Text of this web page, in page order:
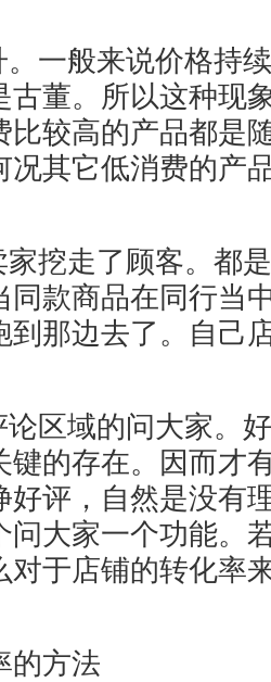
一般来说价格持
古董。所以这种现
比较高的产品都是
况其它低消费的产
挖走了顾客。都
同款商品在同行当
到那边去了。自己
区域的问大家。
键的存在。因而才
好评，自然是没有
问大家一个功能。
对于店铺的转化率
的方法